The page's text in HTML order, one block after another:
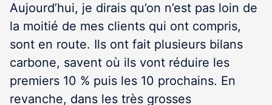
Aujourd’hui, je dirais qu’on n’est pas loin de
la moitié de mes clients qui ont compris,
sont en route. Ils ont fait plusieurs bilans
carbone, savent où ils vont réduire les
premiers 10 % puis les 10 prochains. En
revanche, dans les très grosses